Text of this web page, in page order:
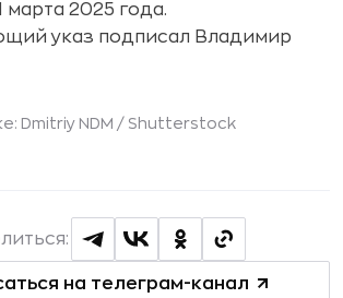
марта 2025 года.
указ подписал Владимир
Dmitriy NDM / Shutterstock
на телеграм-канал